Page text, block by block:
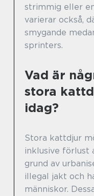
strimmig eller
varierar också,
smygande
sprinters.
Vad är
stora
idag?
Stora kattdjur
inklusive förlust
grund av
illegal jakt och
människor.